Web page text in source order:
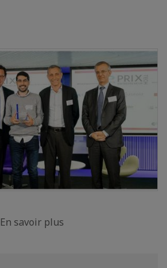
En savoir plus